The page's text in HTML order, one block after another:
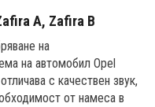
A, Zafira B
на
на автомобил Opel
с качествен звук,
от намеса в